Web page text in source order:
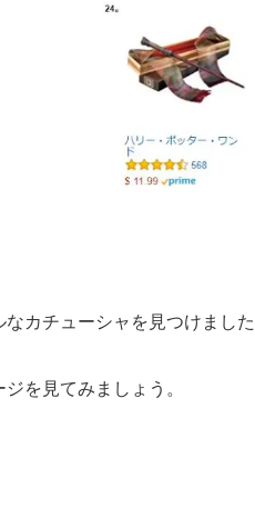
なカチューシャを見つけまし
を見てみましょう。